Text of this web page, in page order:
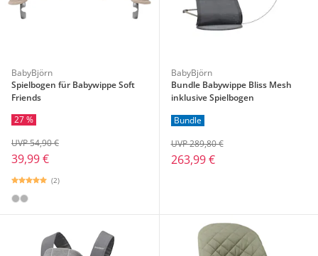
BabyBjörn
Spielbogen für Babywippe Soft
Friends
27 %
39,99 €
UVP 54,90 €
(2)
BabyBjörn
Bundle Babywippe Bliss Mesh
inklusive Spielbogen
Bundle
263,99 €
UVP 289,80 €